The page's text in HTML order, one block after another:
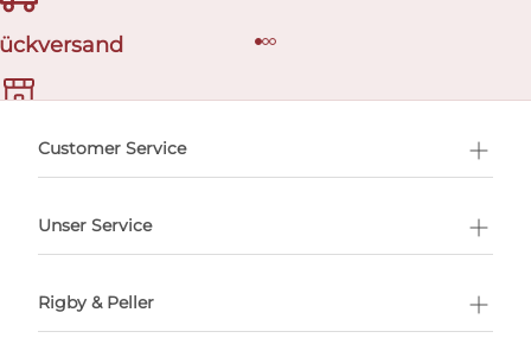
buchen
Customer Service
Unser Service
Rigby & Peller